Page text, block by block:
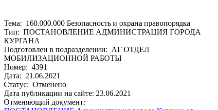
Тема: 160.000.000 Безопасность и охрана правопорядка
Тип: ПОСТАНОВЛЕНИЕ АДМИНИСТРАЦИЯ ГОРОДА
КУРГАНА
Подготовлен в подразделении: АГ ОТДЕЛ
МОБИЛИЗАЦИОННОЙ РАБОТЫ
Номер: 4391
Дата: 21.06.2021
Статус: Отменено
Дата публикации на сайте: 23.06.2021
Отменяющий документ: